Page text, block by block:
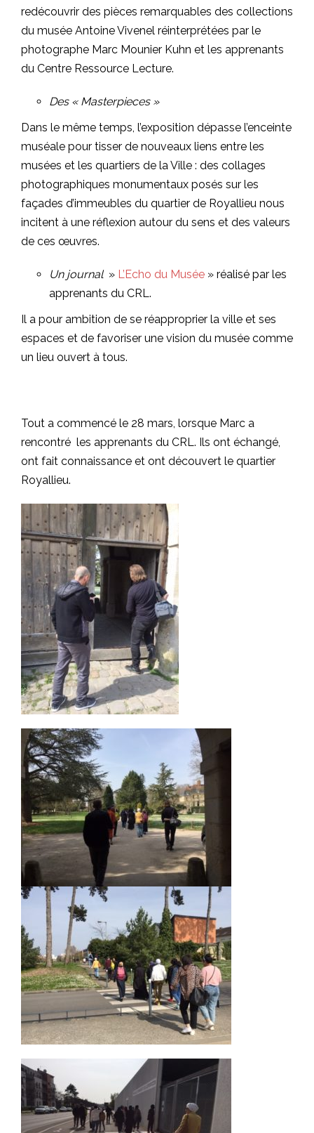
redécouvrir des pièces remarquables des collections
du musée Antoine Vivenel réinterprétées par le
photographe Marc Mounier Kuhn et les apprenants
du Centre Ressource Lecture.
Des « Masterpieces »
Dans le même temps, l’exposition dépasse l’enceinte
muséale pour tisser de nouveaux liens entre les
musées et les quartiers de la Ville : des collages
photographiques monumentaux posés sur les
façades d’immeubles du quartier de Royallieu nous
incitent à une réflexion autour du sens et des valeurs
de ces œuvres.
Un journal » L’Echo du Musée » réalisé par les
apprenants du CRL.
Il a pour ambition de se réapproprier la ville et ses
espaces et de favoriser une vision du musée comme
un lieu ouvert à tous.
Tout a commencé le 28 mars, lorsque Marc a
rencontré les apprenants du CRL. Ils ont échangé,
ont fait connaissance et ont découvert le quartier
Royallieu.